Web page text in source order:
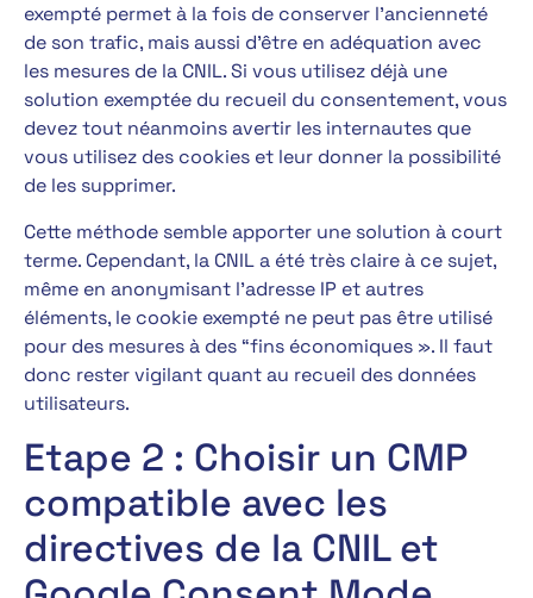
exempté permet à la fois de conserver l’ancienneté
de son trafic, mais aussi d’être en adéquation avec
les mesures de la CNIL. Si vous utilisez déjà une
solution exemptée du recueil du consentement, vous
devez tout néanmoins avertir les internautes que
vous utilisez des cookies et leur donner la possibilité
de les supprimer.
Cette méthode semble apporter une solution à court
terme. Cependant, la CNIL a été très claire à ce sujet,
même en anonymisant l’adresse IP et autres
éléments, le cookie exempté ne peut pas être utilisé
pour des mesures à des “fins économiques ». Il faut
donc rester vigilant quant au recueil des données
utilisateurs.
Etape 2 : Choisir un CMP
compatible avec les
directives de la CNIL et